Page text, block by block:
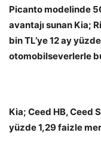
Picanto modelinde
avantajı sunan Kia;
bin TL’ye 12 ay
otomobilseverlerle
Kia; Ceed HB, Ceed
yüzde 1,29 faizle